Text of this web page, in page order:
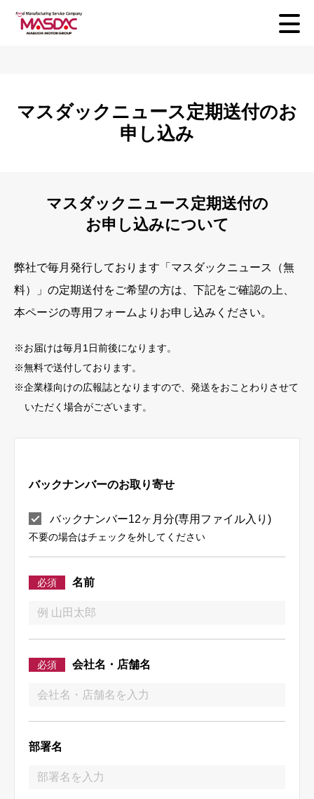
マスダックニュース定期送付のお
申し込み
マスダックニュース定期送付の
お申し込みについて
弊社で毎月発行しております「マスダックニュース（無
料）」の定期送付をご希望の方は、下記をご確認の上、
本ページの専用フォームよりお申し込みください。
※お届けは毎月1日前後になります。
※無料で送付しております。
※企業様向けの広報誌となりますので、発送をおことわりさせて
いただく場合がございます。
バックナンバーのお取り寄せ
バックナンバー12ヶ月分(専用ファイル入り)
不要の場合はチェックを外してください
必須 名前
必須 会社名・店舗名
部署名